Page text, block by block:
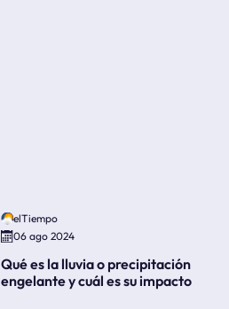
elTiempo
06 ago 2024
Qué es la lluvia o precipitación
engelante y cuál es su impacto